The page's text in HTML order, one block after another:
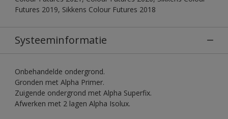
Futures 2019, Sikkens Colour Futures 2018
Systeeminformatie
Onbehandelde ondergrond.
Gronden met Alpha Primer.
Zuigende ondergrond met Alpha Superfix.
Afwerken met 2 lagen Alpha Isolux.